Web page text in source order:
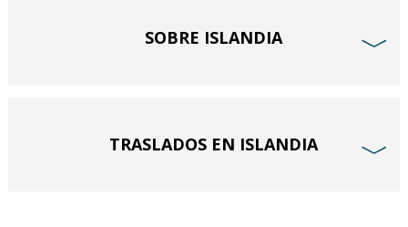
SOBRE ISLANDIA ﹀
TRASLADOS EN ISLANDIA ﹀